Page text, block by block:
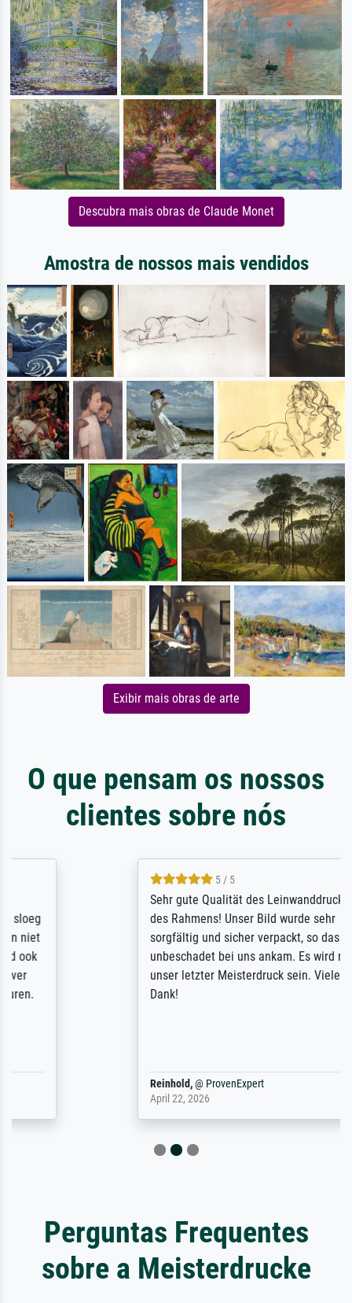
Descubra mais obras de Claude Monet
Amostra de nossos mais vendidos
Exibir mais obras de arte
O que pensam os nossos
clientes sobre nós
Sehr gute Qualität des Leinwanddrucks und
des Rahmens! Unser Bild wurde sehr
sorgfältig und sicher verpackt, so dass es
unbeschadet bei uns ankam. Es wird nicht
unser letzter Meisterdruck sein. Vielen
ProvenExpert
Perguntas Frequentes
sobre a Meisterdrucke